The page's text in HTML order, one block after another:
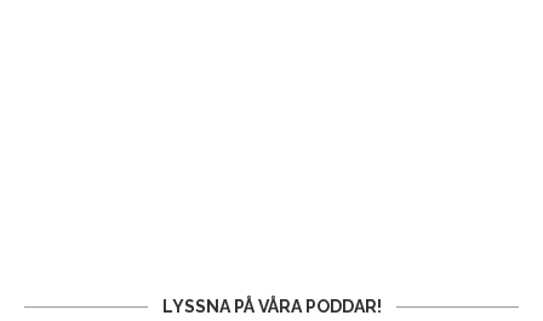
LYSSNA PÅ VÅRA PODDAR!